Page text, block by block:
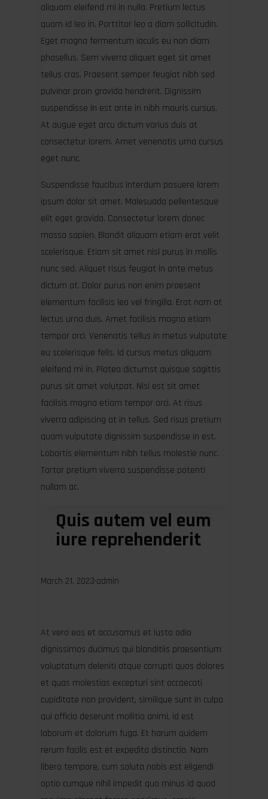
aliquam eleifend mi in nulla. Pretium lectus
quam id leo in. Porttitor leo a diam sollicitudin.
Eget magna fermentum iaculis eu non diam
phasellus. Sem viverra aliquet eget sit amet
tellus cras. Praesent semper feugiat nibh sed
pulvinar proin gravida hendrerit. Dignissim
suspendisse in est ante in nibh mauris cursus.
At augue eget arcu dictum varius duis at
consectetur lorem. Amet venenatis urna cursus
eget nunc.
Suspendisse faucibus interdum posuere lorem
ipsum dolor sit amet. Malesuada pellentesque
elit eget gravida. Consectetur lorem donec
massa sapien. Blandit aliquam etiam erat velit
scelerisque. Etiam sit amet nisl purus in mollis
nunc sed. Aliquet risus feugiat in ante metus
dictum at. Dolor purus non enim praesent
elementum facilisis leo vel fringilla. Erat nam at
lectus urna duis. Amet facilisis magna etiam
tempor orci. Venenatis tellus in metus vulputate
eu scelerisque felis. Id cursus metus aliquam
eleifend mi in. Platea dictumst quisque sagittis
purus sit amet volutpat. Nisi est sit amet
facilisis magna etiam tempor orci. At risus
viverra adipiscing at in tellus. Sed risus pretium
quam vulputate dignissim suspendisse in est.
Lobortis elementum nibh tellus molestie nunc.
Tortor pretium viverra suspendisse potenti
nullam ac.
Quis autem vel eum
iure reprehenderit
March 21, 2023·admin
At vero eos et accusamus et iusto odio
dignissimos ducimus qui blanditiis praesentium
voluptatum deleniti atque corrupti quos dolores
et quas molestias excepturi sint occaecati
cupiditate non provident, similique sunt in culpa
qui officia deserunt mollitia animi, id est
laborum et dolorum fuga. Et harum quidem
rerum facilis est et expedita distinctio. Nam
libero tempore, cum soluta nobis est eligendi
optio cumque nihil impedit quo minus id quod